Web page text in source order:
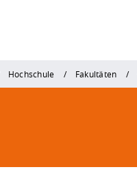
Hochschule Fakultäten